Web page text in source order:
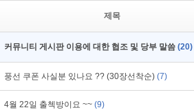
제목
커뮤니티 게시판 이용에 대한 협조 및 당부 말씀 (20)
풍선 쿠폰 사실분 있나요 ?? (30장선착순) (7)
4월 22일 출첵방이요 ~~ (9)